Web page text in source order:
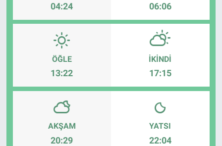
04:24 06:06
ÖĞLE
13:22
İKINDI
17:15
AKŞAM
20:29
YATSI
22:04